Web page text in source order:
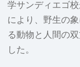
学サンディエゴ
により、野生の
る動物と人間の
した。